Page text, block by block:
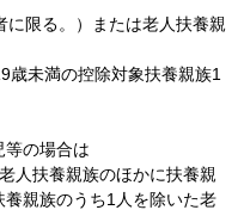
に限る。）または老人扶養親
歳未満の控除対象扶養親族1
等の場合は
人扶養親族のほかに扶養親
親族のうち1人を除いた老